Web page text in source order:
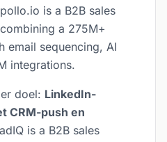
is a B2B sales
a 275M+
email sequencing, AI
integrations.
doel: LinkedIn-
CRM-push en
is a B2B sales